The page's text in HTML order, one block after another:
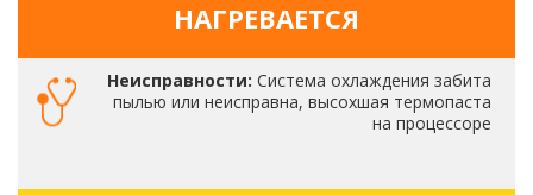
НАГРЕВАЕТСЯ
Неисправности: Система охлаждения забита
пылью или неисправна, высохшая термопаста
на процессоре